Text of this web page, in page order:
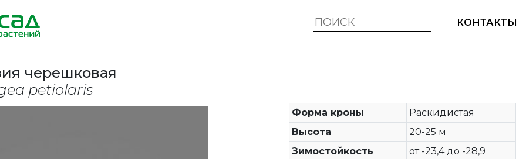
КОНТАКТЫ
черешковая
petiolaris
Форма кроны
Раскидистая
Высота
20-25 м
Зимостойкость
от -23,4 до -28,9